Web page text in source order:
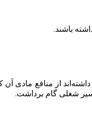
باشند.
از منافع مادی
شغلی گام برداشت.